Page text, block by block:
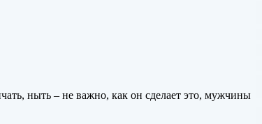
ныть – не важно, как он сделает это, мужчины